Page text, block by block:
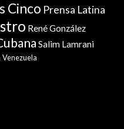
Cinco Prensa Latina
René González
Salim Lamrani
Venezuela